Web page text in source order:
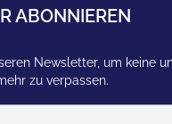
ABONNIEREN
Newsletter, um keine
zu verpassen.